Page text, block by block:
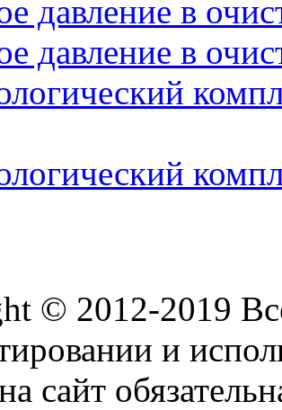
давление в
давление в
© 2012-2019
и
сайт